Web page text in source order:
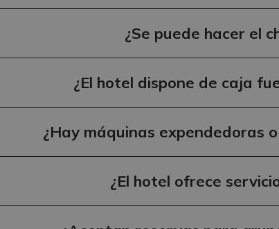
¿Se puede hacer el
¿El hotel dispone de caja
¿Hay máquinas expendedoras
¿El hotel ofrece